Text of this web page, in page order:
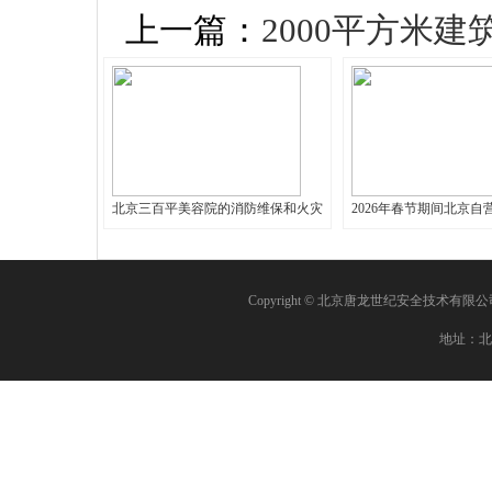
上一篇： 2000平方米建
北京三百平美容院的消防维保和火灾 2026年春节期间北京自
Copyright © 北京唐龙世纪安全技术有限
地址：